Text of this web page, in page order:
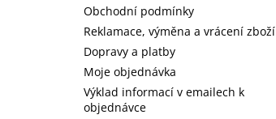
Obchodní podmínky
Reklamace, výměna a vrácení zboží
Dopravy a platby
Moje objednávka
Výklad informací v emailech k
objednávce